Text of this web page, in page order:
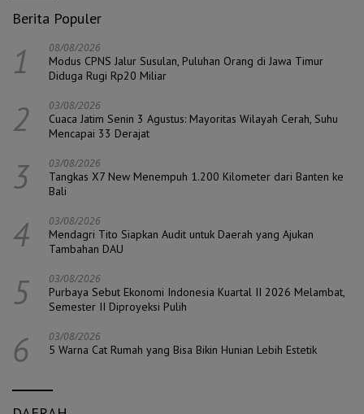
Berita Populer
1 08/08/2026
Modus CPNS Jalur Susulan, Puluhan Orang di Jawa Timur
Diduga Rugi Rp20 Miliar
2 03/08/2026
Cuaca Jatim Senin 3 Agustus: Mayoritas Wilayah Cerah, Suhu
Mencapai 33 Derajat
3 03/08/2026
Tangkas X7 New Menempuh 1.200 Kilometer dari Banten ke
Bali
4 03/08/2026
Mendagri Tito Siapkan Audit untuk Daerah yang Ajukan
Tambahan DAU
5 03/08/2026
Purbaya Sebut Ekonomi Indonesia Kuartal II 2026 Melambat,
Semester II Diproyeksi Pulih
6 03/08/2026
5 Warna Cat Rumah yang Bisa Bikin Hunian Lebih Estetik